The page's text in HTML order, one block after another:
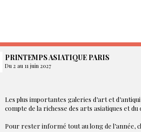
PRINTEMPS ASIATIQUE PARIS
Du 2 au 11 juin 2027
Les plus importantes galeries d’art et
compte de la richesse des arts asiatiques et
Pour rester informé tout au long de l’année,